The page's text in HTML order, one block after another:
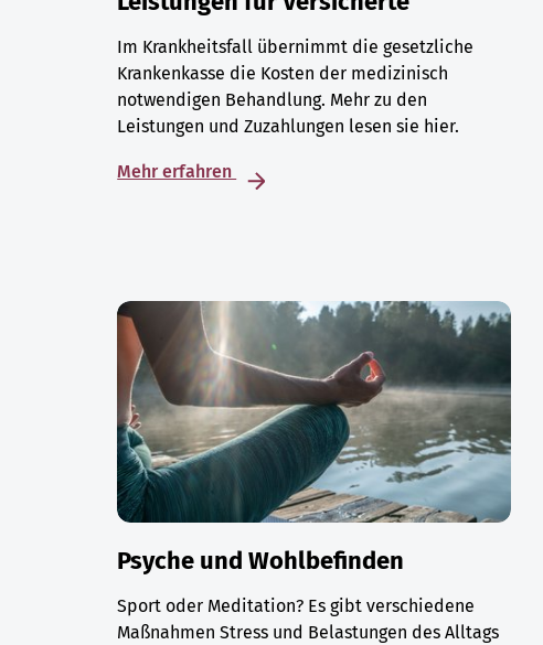
Im Krankheitsfall übernimmt die gesetzliche
Krankenkasse die Kosten der medizinisch
notwendigen Behandlung. Mehr zu den
Leistungen und Zuzahlungen lesen sie hier.
Mehr erfahren
Psyche und Wohlbefinden
Sport oder Meditation? Es gibt verschiedene
Maßnahmen Stress und Belastungen des Alltags